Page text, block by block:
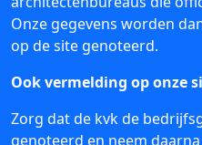
Onze gegevens worden
op de site genoteerd.
Ook vermelding op onze
Zorg dat de kvk de
genoteerd en neem daarna